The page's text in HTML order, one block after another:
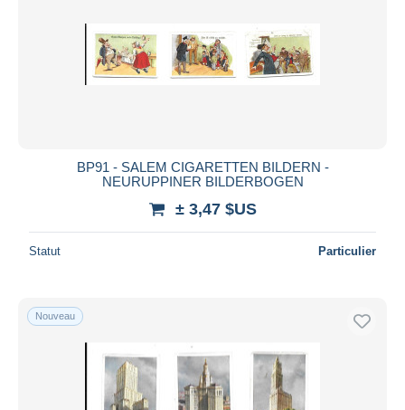
BP91 - SALEM CIGARETTEN BILDERN -
NEURUPPINER BILDERBOGEN
± 3,47 $US
Statut Particulier
Nouveau